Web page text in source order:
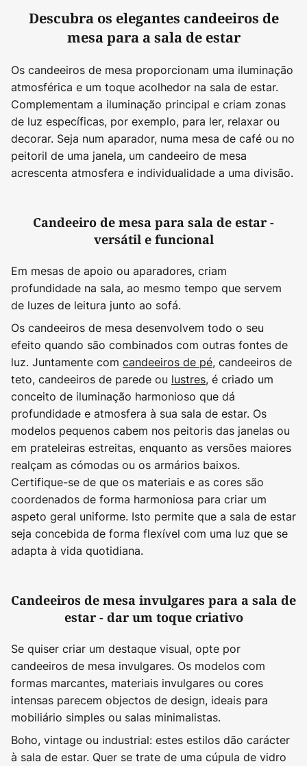
Descubra os elegantes candeeiros de
mesa para a sala de estar
Os candeeiros de mesa proporcionam uma iluminação
atmosférica e um toque acolhedor na sala de estar.
Complementam a iluminação principal e criam zonas
de luz específicas, por exemplo, para ler, relaxar ou
decorar. Seja num aparador, numa mesa de café ou no
peitoril de uma janela, um candeeiro de mesa
acrescenta atmosfera e individualidade a uma divisão.
Candeeiro de mesa para sala de estar -
versátil e funcional
Em mesas de apoio ou aparadores, criam
profundidade na sala, ao mesmo tempo que servem
de luzes de leitura junto ao sofá.
Os candeeiros de mesa desenvolvem todo o seu
efeito quando são combinados com outras fontes de
luz. Juntamente com candeeiros de pé, candeeiros de
teto, candeeiros de parede ou lustres, é criado um
conceito de iluminação harmonioso que dá
profundidade e atmosfera à sua sala de estar. Os
modelos pequenos cabem nos peitoris das janelas ou
em prateleiras estreitas, enquanto as versões maiores
realçam as cómodas ou os armários baixos.
Certifique-se de que os materiais e as cores são
coordenados de forma harmoniosa para criar um
aspeto geral uniforme. Isto permite que a sala de estar
seja concebida de forma flexível com uma luz que se
adapta à vida quotidiana.
Candeeiros de mesa invulgares para a sala de
estar - dar um toque criativo
Se quiser criar um destaque visual, opte por
candeeiros de mesa invulgares. Os modelos com
formas marcantes, materiais invulgares ou cores
intensas parecem objectos de design, ideais para
mobiliário simples ou salas minimalistas.
Boho, vintage ou industrial: estes estilos dão carácter
à sala de estar. Quer se trate de uma cúpula de vidro